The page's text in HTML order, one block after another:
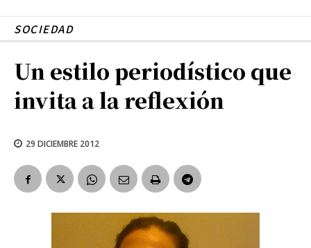
SOCIEDAD
Un estilo periodístico que
invita a la reflexión
29 DICIEMBRE 2012